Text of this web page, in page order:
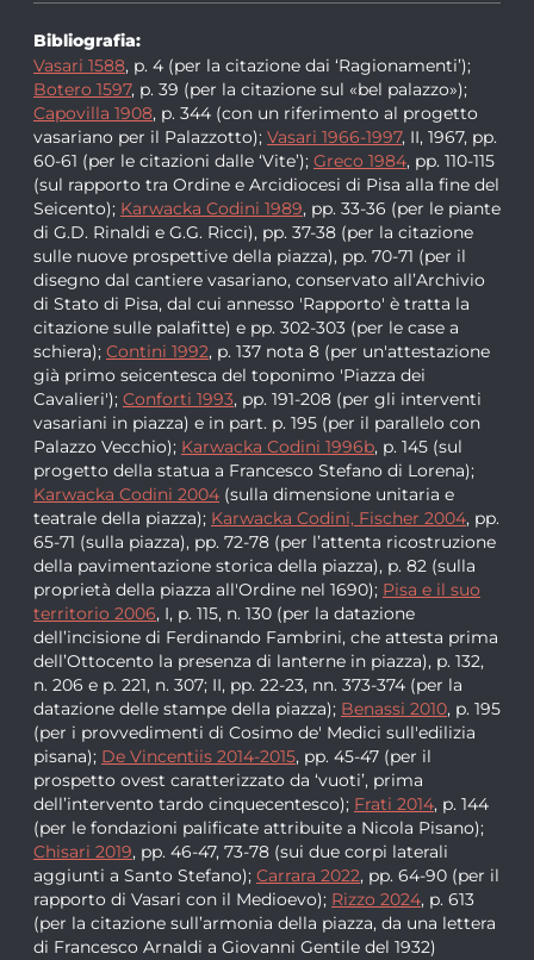
Bibliografia:
Vasari 1588, p. 4 (per la citazione dai ‘Ragionamenti’);
Botero 1597, p. 39 (per la citazione sul «bel palazzo»);
Capovilla 1908, p. 344 (con un riferimento al progetto
vasariano per il Palazzotto); Vasari 1966-1997, II, 1967, pp.
60-61 (per le citazioni dalle ‘Vite’); Greco 1984, pp. 110-115
(sul rapporto tra Ordine e Arcidiocesi di Pisa alla fine del
Seicento); Karwacka Codini 1989, pp. 33-36 (per le piante
di G.D. Rinaldi e G.G. Ricci), pp. 37-38 (per la citazione
sulle nuove prospettive della piazza), pp. 70-71 (per il
disegno dal cantiere vasariano, conservato all’Archivio
di Stato di Pisa, dal cui annesso 'Rapporto' è tratta la
citazione sulle palafitte) e pp. 302-303 (per le case a
schiera); Contini 1992, p. 137 nota 8 (per un'attestazione
già primo seicentesca del toponimo 'Piazza dei
Cavalieri'); Conforti 1993, pp. 191-208 (per gli interventi
vasariani in piazza) e in part. p. 195 (per il parallelo con
Palazzo Vecchio); Karwacka Codini 1996b, p. 145 (sul
progetto della statua a Francesco Stefano di Lorena);
Karwacka Codini 2004 (sulla dimensione unitaria e
teatrale della piazza); Karwacka Codini, Fischer 2004, pp.
65-71 (sulla piazza), pp. 72-78 (per l’attenta ricostruzione
della pavimentazione storica della piazza), p. 82 (sulla
proprietà della piazza all'Ordine nel 1690); Pisa e il suo
territorio 2006, I, p. 115, n. 130 (per la datazione
dell’incisione di Ferdinando Fambrini, che attesta prima
dell’Ottocento la presenza di lanterne in piazza), p. 132,
n. 206 e p. 221, n. 307; II, pp. 22-23, nn. 373-374 (per la
datazione delle stampe della piazza); Benassi 2010, p. 195
(per i provvedimenti di Cosimo de' Medici sull'edilizia
pisana); De Vincentiis 2014-2015, pp. 45-47 (per il
prospetto ovest caratterizzato da ‘vuoti’, prima
dell’intervento tardo cinquecentesco); Frati 2014, p. 144
(per le fondazioni palificate attribuite a Nicola Pisano);
Chisari 2019, pp. 46-47, 73-78 (sui due corpi laterali
aggiunti a Santo Stefano); Carrara 2022, pp. 64-90 (per il
rapporto di Vasari con il Medioevo); Rizzo 2024, p. 613
(per la citazione sull’armonia della piazza, da una lettera
di Francesco Arnaldi a Giovanni Gentile del 1932)